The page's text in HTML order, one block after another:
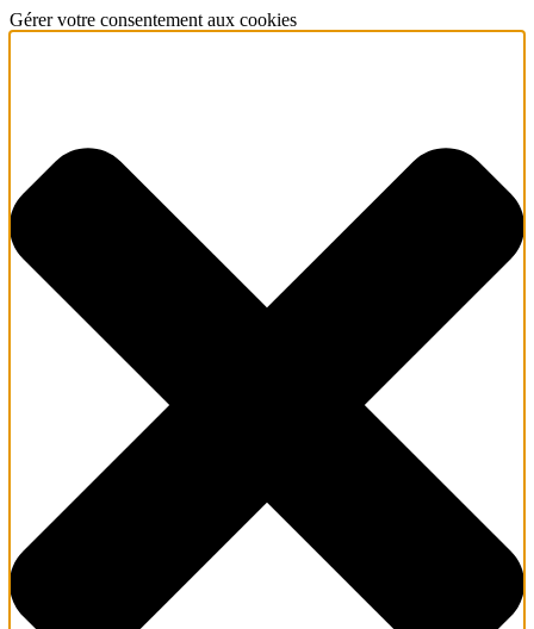
Gérer votre consentement aux cookies